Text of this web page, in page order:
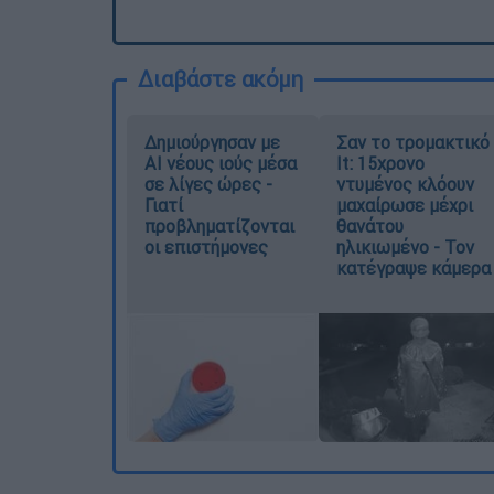
Διαβάστε ακόμη
Δημιούργησαν με
AI νέους ιούς μέσα
σε λίγες ώρες -
Γιατί
προβληματίζονται
οι επιστήμονες
Σαν το τρομακτικό
It: 15χρονο
ντυμένος κλόουν
μαχαίρωσε μέχρι
θανάτου
ηλικιωμένο - Τον
κατέγραψε κάμερα